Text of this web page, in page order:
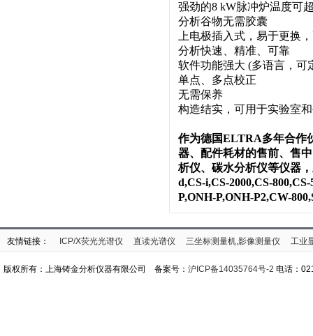
强劲的8 kW脉冲炉温度可
分析谷物无需胶囊
上电极插入式，易于更换
分析快速、精准、可靠
软件功能强大 (多语言，可
单点、多点校正
无需保养
构造结实，可用于实验室
作为德国ELTRA多年合作
器、配件耗材的售前、售
析仪、碳水分析仪等仪器
d,CS-i,CS-2000,CS-
P,ONH-P,ONH-P2,CW-
友情链接： ICP/X荧光光谱仪 直读光谱仪 三坐标测量机,影像测量仪 工业
版权所有：上海铸金分析仪器有限公司 备案号： 沪ICP备14035764号-2 电话：